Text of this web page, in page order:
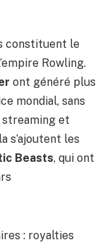
constituent le
Rowling.
ont généré plus
mondial, sans
streaming et
s’ajoutent les
Beasts, qui ont
: royalties